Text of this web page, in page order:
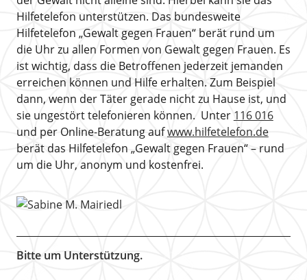
Hilfetelefon unterstützen. Das bundesweite
Hilfetelefon „Gewalt gegen Frauen“ berät rund um
die Uhr zu allen Formen von Gewalt gegen Frauen. Es
ist wichtig, dass die Betroffenen jederzeit jemanden
erreichen können und Hilfe erhalten. Zum Beispiel
dann, wenn der Täter gerade nicht zu Hause ist, und
sie ungestört telefonieren können. Unter 116 016
und per Online-Beratung aufwww.hilfetelefon.de
berät das Hilfetelefon „Gewalt gegen Frauen“ – rund
um die Uhr, anonym und kostenfrei.
Bitte um Unterstützung.